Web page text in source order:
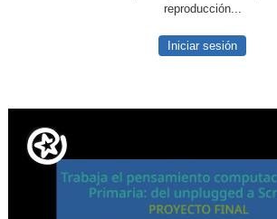
reproducción...
Iniciar sesión